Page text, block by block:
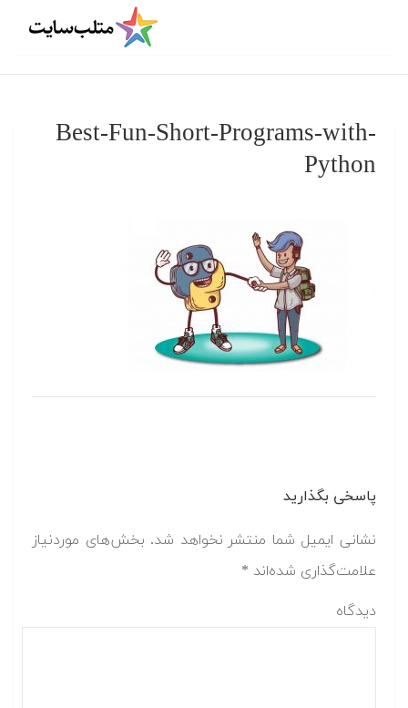
Best-Fun-Short-Programs-with-
Python
پاسخی بگذارید
نشانی ایمیل شما منتشر نخواهد شد. بخش‌های موردنیاز
علامت‌گذاری شده‌اند *
دیدگاه